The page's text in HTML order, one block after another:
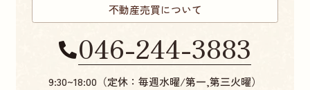
不動産売買について
046-244-3883
9:30~18:00（定休：毎週水曜/第一,第三火曜）